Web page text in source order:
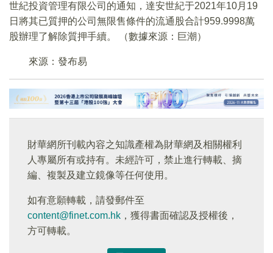
世紀投資管理有限公司的通知，達安世紀于2021年10月19
日將其已質押的公司無限售條件的流通股合計959.9998萬
股辦理了解除質押手續。 （數據來源：巨潮）
來源：發布易
財華網所刊載內容之知識產權為財華網及相關權利
人專屬所有或持有。未經許可，禁止進行轉載、摘
編、複製及建立鏡像等任何使用。
如有意願轉載，請發郵件至
content@finet.com.hk ，獲得書面確認及授權後，
方可轉載。